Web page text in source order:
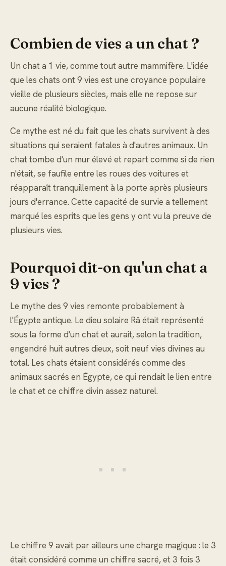
Combien de vies a un chat ?
Un chat a 1 vie, comme tout autre mammifère. L'idée
que les chats ont 9 vies est une croyance populaire
vieille de plusieurs siècles, mais elle ne repose sur
aucune réalité biologique.
Ce mythe est né du fait que les chats survivent à des
situations qui seraient fatales à d'autres animaux. Un
chat tombe d'un mur élevé et repart comme si de rien
n'était, se faufile entre les roues des voitures et
réapparaît tranquillement à la porte après plusieurs
jours d'errance. Cette capacité de survie a tellement
marqué les esprits que les gens y ont vu la preuve de
plusieurs vies.
Pourquoi dit-on qu'un chat a
9 vies ?
Le mythe des 9 vies remonte probablement à
l'Égypte antique. Le dieu solaire Râ était représenté
sous la forme d'un chat et aurait, selon la tradition,
engendré huit autres dieux, soit neuf vies divines au
total. Les chats étaient considérés comme des
animaux sacrés en Égypte, ce qui rendait le lien entre
le chat et ce chiffre divin assez naturel.
Le chiffre 9 avait par ailleurs une charge magique : le 3
était considéré comme un chiffre sacré, et 3 fois 3